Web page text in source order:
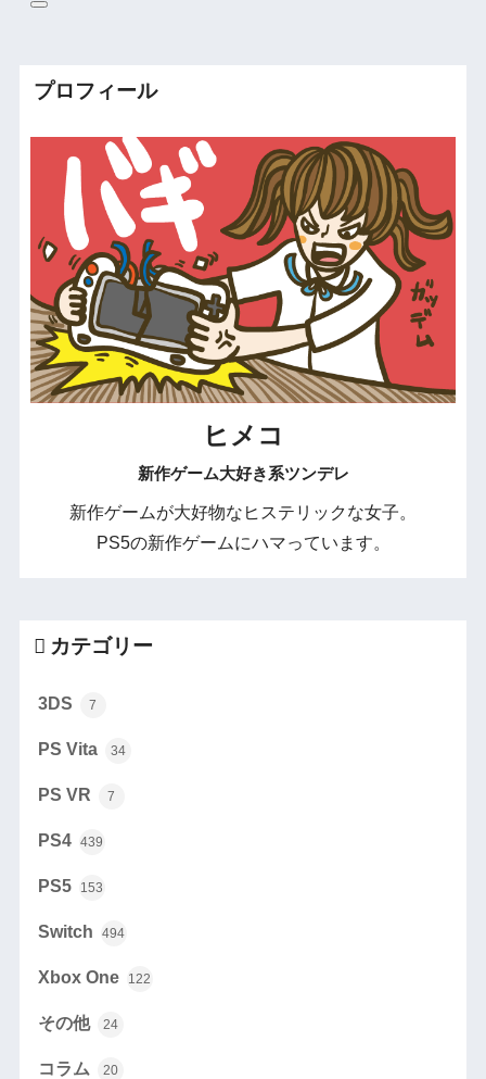
プロフィール
ヒメコ
新作ゲーム大好き系ツンデレ
新作ゲームが大好物なヒステリックな女子。
PS5の新作ゲームにハマっています。
カテゴリー
3DS 7
PS Vita 34
PS VR 7
PS4 439
PS5 153
Switch 494
Xbox One 122
その他 24
コラム 20